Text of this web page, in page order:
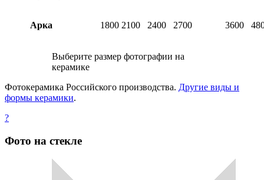
Арка 1800 2100 2400 2700 3600
Выберите размер фотографии на
керамике
Фотокерамика Российского производства. Другие виды и
формы керамики.
?
Фото на стекле